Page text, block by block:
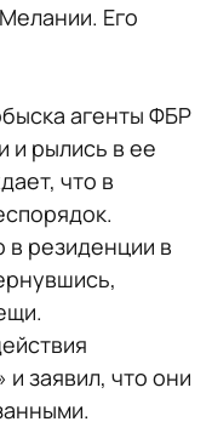
Его
агенты ФБР
и рылись в ее
что в
в резиденции в
заявил, что они